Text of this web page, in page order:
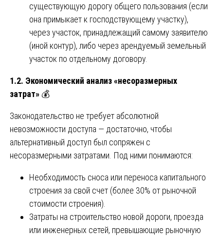
существующую дорогу общего пользования (если
она примыкает к господствующему участку),
через участок, принадлежащий самому заявителю
(иной контур), либо через арендуемый земельный
участок по отдельному договору.
1.2. Экономический анализ «несоразмерных
затрат» 💰
Законодательство не требует абсолютной
невозможности доступа — достаточно, чтобы
альтернативный доступ был сопряжен с
несоразмерными затратами. Под ними понимаются:
Необходимость сноса или переноса капитального
строения за свой счет (более 30% от рыночной
стоимости строения).
Затраты на строительство новой дороги, проезда
или инженерных сетей, превышающие рыночную